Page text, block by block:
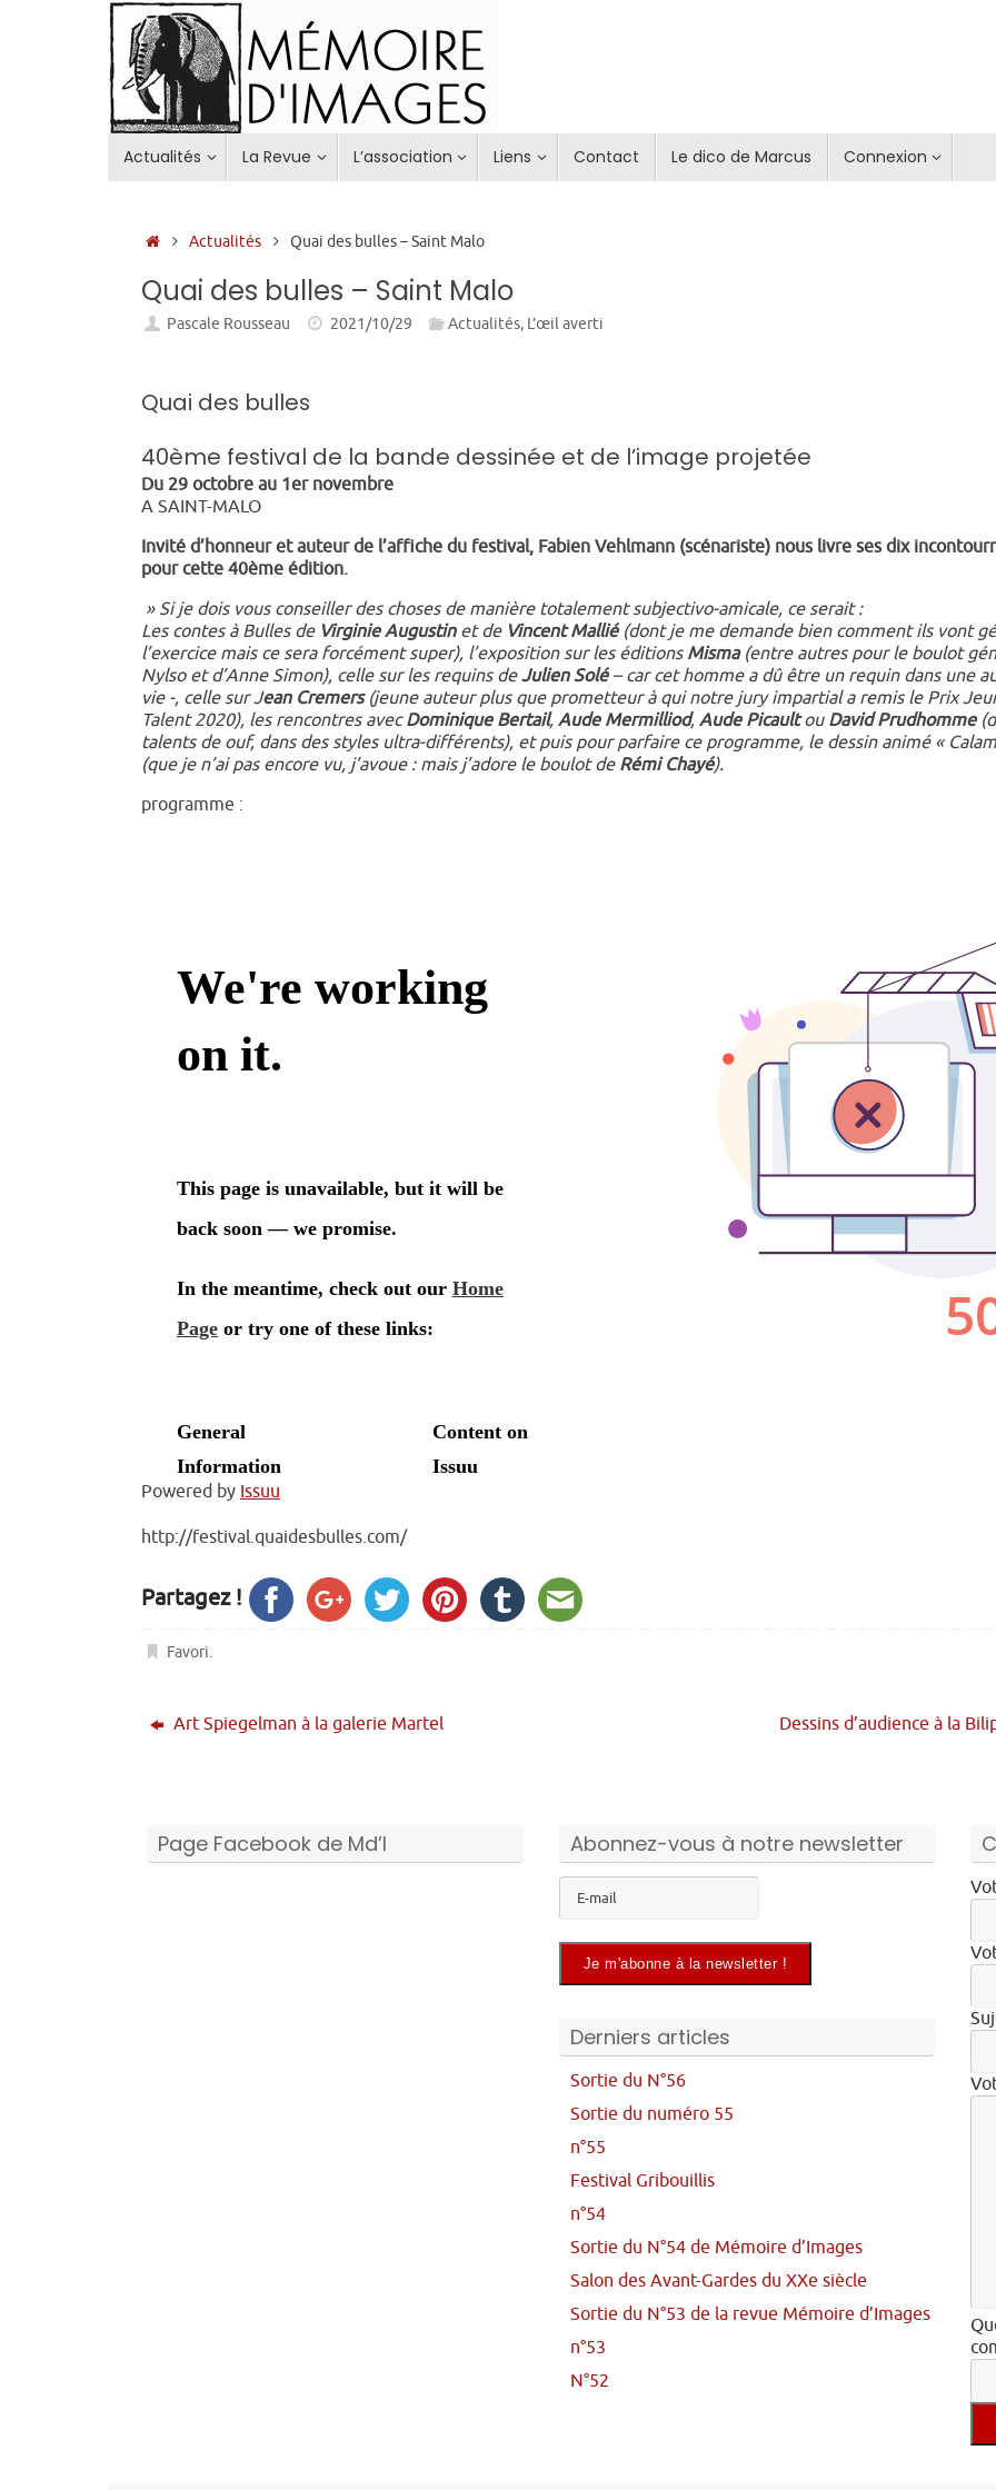
Actualités La Revue L’association Liens Contact Le dico de Marcus Connexion
Accueil
Actualités Quai des bulles – Saint Malo
Quai des bulles – Saint Malo
Pascale Rousseau 2021/10/29 Actualités, L’œil averti
Quai des bulles
40ème festival de la bande dessinée et de l’image projetée
Du 29 octobre au 1er novembre
A SAINT-MALO
Invité d’honneur et auteur de l’affiche du festival, Fabien Vehlmann (scénariste) nous livre ses dix
pour cette 40ème édition.
» Si je dois vous conseiller des choses de manière totalement subjectivo-amicale, ce serait :
Les contes à Bulles de Virginie Augustinet de Vincent Mallié(dont je me demande bien comment ils vont
l’exercice mais ce sera forcément super), l’exposition sur les éditions Misma (entre autres pour le boulot
Nylso et d’Anne Simon), celle sur les requins deJulien Solé– car cet homme a dû être un requin dans une
vie -, celle sur Jean Cremers(jeune auteur plus que prometteur à qui notre jury impartial a remis le Prix
Talent 2020), les rencontres avecDominique Bertail, Aude Mermilliod, Aude Picaultou David Prudhomme
talents de ouf, dans des styles ultra-différents), et puis pour parfaire ce programme, le dessin animé «
(que je n’ai pas encore vu, j’avoue : mais j’adore le boulot de Rémi Chayé).
programme :
Powered by Issuu
http://festival.quaidesbulles.com/
Partagez !
Favori.
Art Spiegelman à la galerie Martel Dessins d’audience à la
Page Facebook de Md’I Abonnez-vous à notre newsletter
Derniers articles
Sortie du N°56
Sortie du numéro 55
n°55
Festival Gribouillis
n°54
Sortie du N°54 de Mémoire d’Images
Salon des Avant-Gardes du XXe siècle
Sortie du N°53 de la revue Mémoire d’Images
n°53
N°52